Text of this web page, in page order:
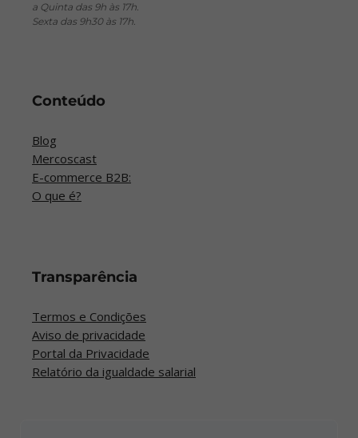
Conteúdo
Blog
Mercoscast
E-commerce B2B:
O que é?
a Quinta das 9h às 17h.
Sexta das 9h30 às 17h.
Transparência
Termos e Condições
Aviso de privacidade
Portal da Privacidade
Relatório da igualdade salarial